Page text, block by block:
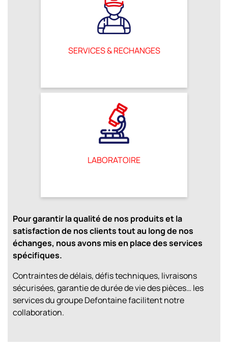
SERVICES & RECHANGES
LABORATOIRE
Pour garantir la qualité de nos produits et la
satisfaction de nos clients tout au long de nos
échanges, nous avons mis en place des services
spécifiques.
Contraintes de délais, défis techniques, livraisons
sécurisées, garantie de durée de vie des pièces… les
services du groupe Defontaine facilitent notre
collaboration.